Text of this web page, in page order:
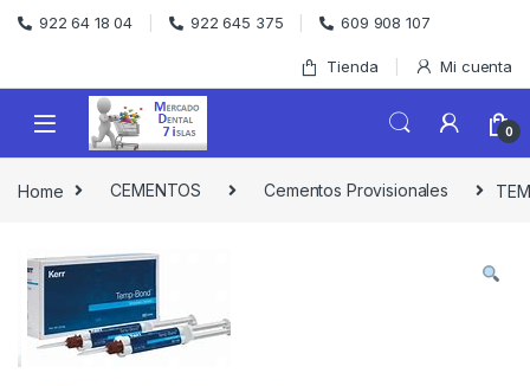
Skip to navigation
Skip to content
922 64 18 04 922 645 375 609 908 107
Tienda Mi cuenta
0
Home CEMENTOS Cementos Provisionales